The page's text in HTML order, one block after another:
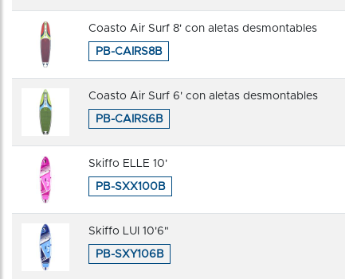
Coasto Air Surf 8' con aletas desmontables
PB-CAIRS8B
Coasto Air Surf 6' con aletas desmontables
PB-CAIRS6B
Skiffo ELLE 10'
PB-SXX100B
Skiffo LUI 10'6"
PB-SXY106B